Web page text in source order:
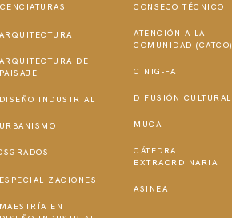
ARQUITECTURA
ARQUITECTURA DE
PAISAJE
DISEÑO INDUSTRIAL
URBANISMO
ESPECIALIZACIONES
MAESTRÍA EN
CONSEJO TÉCNICO
ATENCIÓN A LA
COMUNIDAD (CATCO)
CINIG-FA
DIFUSIÓN CULTURAL
MUCA
CÁTEDRA
EXTRAORDINARIA
ASINEA